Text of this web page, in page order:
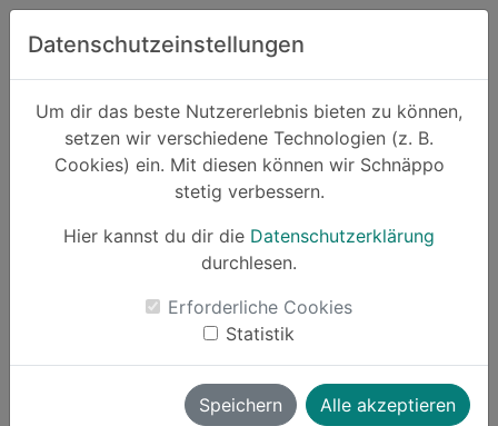
Zum Hauptinhalt springen
Datenschutzeinstellungen
Um dir das beste Nutzererlebnis bieten zu können,
setzen wir verschiedene Technologien (z. B.
Cookies) ein. Mit diesen können wir Schnäppo
stetig verbessern.
Hier kannst du dir die Datenschutzerklärung
durchlesen.
Erforderliche Cookies
Statistik
Speichern Alle akzeptieren
Suchen
Schnäppchen Familie und Kind
Cashback